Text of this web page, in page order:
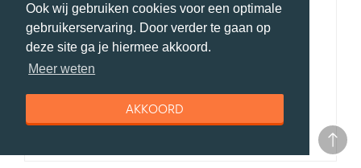
Ook wij gebruiken cookies voor een optimale
gebruikerservaring. Door verder te gaan op
deze site ga je hiermee akkoord.
Meer weten
AKKOORD
Aangeraden voor:
Gezinnen,
Stellen,
Vriendengroep,
Natuurliefhebbers